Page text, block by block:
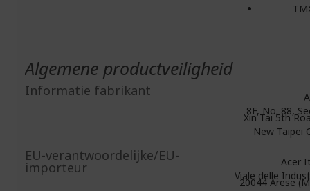
Algemene productveiligheid
Informatie fabrikant
8F, No. 88,
Xin Tai 5th
New Taipei
EU-verantwoordelijke/EU-
importeur
Acer
Viale delle
20044 Arese